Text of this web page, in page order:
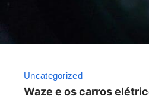
Uncategorized
Waze e os carros